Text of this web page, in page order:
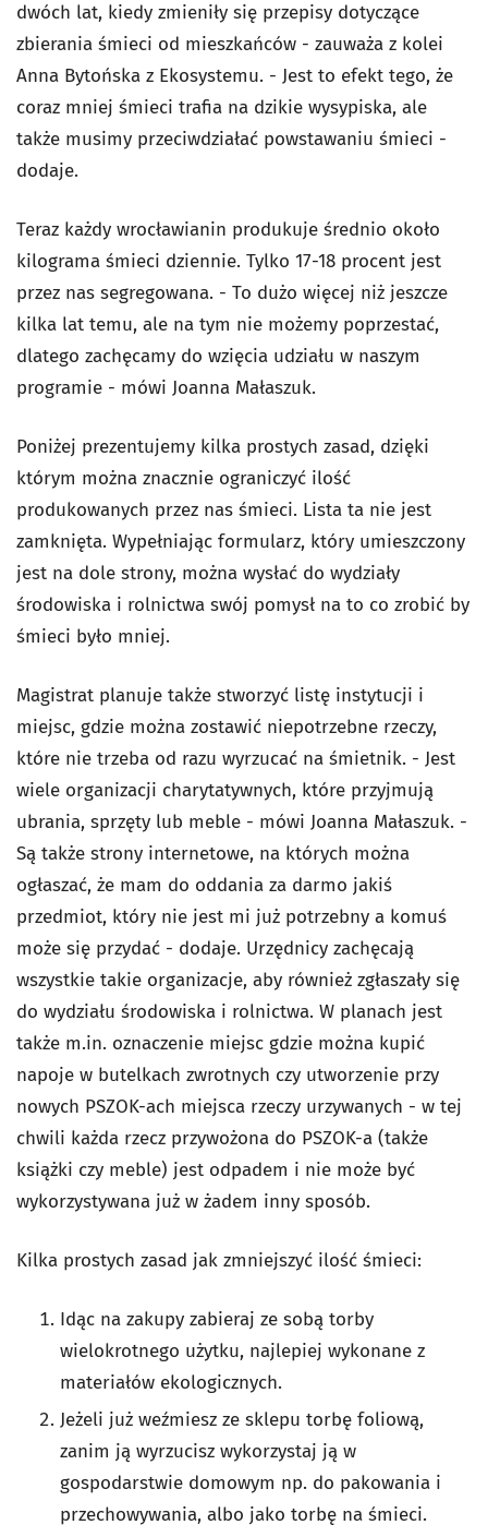
dwóch lat, kiedy zmieniły się przepisy dotyczące
zbierania śmieci od mieszkańców - zauważa z kolei
Anna Bytońska z Ekosystemu. - Jest to efekt tego, że
coraz mniej śmieci trafia na dzikie wysypiska, ale
także musimy przeciwdziałać powstawaniu śmieci -
dodaje.
Teraz każdy wrocławianin produkuje średnio około
kilograma śmieci dziennie. Tylko 17-18 procent jest
przez nas segregowana. - To dużo więcej niż jeszcze
kilka lat temu, ale na tym nie możemy poprzestać,
dlatego zachęcamy do wzięcia udziału w naszym
programie - mówi Joanna Małaszuk.
Poniżej prezentujemy kilka prostych zasad, dzięki
którym można znacznie ograniczyć ilość
produkowanych przez nas śmieci. Lista ta nie jest
zamknięta. Wypełniając formularz, który umieszczony
jest na dole strony, można wysłać do wydziały
środowiska i rolnictwa swój pomysł na to co zrobić by
śmieci było mniej.
Magistrat planuje także stworzyć listę instytucji i
miejsc, gdzie można zostawić niepotrzebne rzeczy,
które nie trzeba od razu wyrzucać na śmietnik. - Jest
wiele organizacji charytatywnych, które przyjmują
ubrania, sprzęty lub meble - mówi Joanna Małaszuk. -
Są także strony internetowe, na których można
ogłaszać, że mam do oddania za darmo jakiś
przedmiot, który nie jest mi już potrzebny a komuś
może się przydać - dodaje. Urzędnicy zachęcają
wszystkie takie organizacje, aby również zgłaszały się
do wydziału środowiska i rolnictwa. W planach jest
także m.in. oznaczenie miejsc gdzie można kupić
napoje w butelkach zwrotnych czy utworzenie przy
nowych PSZOK-ach miejsca rzeczy urzywanych - w tej
chwili każda rzecz przywożona do PSZOK-a (także
książki czy meble) jest odpadem i nie może być
wykorzystywana już w żadem inny sposób.
Kilka prostych zasad jak zmniejszyć ilość śmieci:
Idąc na zakupy zabieraj ze sobą torby
wielokrotnego użytku, najlepiej wykonane z
materiałów ekologicznych.
Jeżeli już weźmiesz ze sklepu torbę foliową,
zanim ją wyrzucisz wykorzystaj ją w
gospodarstwie domowym np. do pakowania i
przechowywania, albo jako torbę na śmieci.